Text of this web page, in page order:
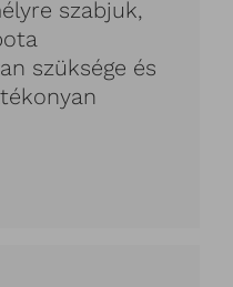
szabjuk,
szüksége és